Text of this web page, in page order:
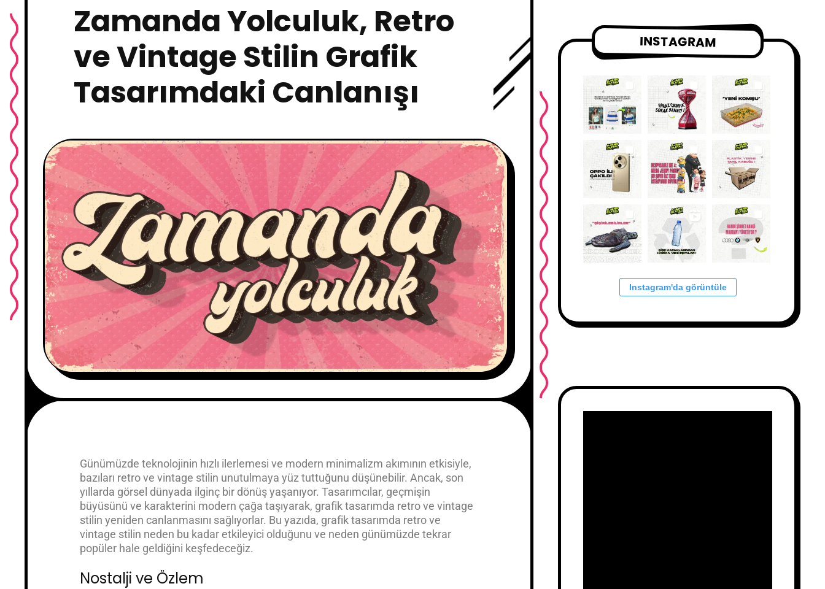
Zamanda Yolculuk, Retro
ve Vintage Stilin Grafik
Tasarımdaki Canlanışı
Günümüzde teknolojinin hızlı ilerlemesi ve modern minimalizm akımının etkisiyle,
bazıları retro ve vintage stilin unutulmaya yüz tuttuğunu düşünebilir. Ancak, son
yıllarda görsel dünyada ilginç bir dönüş yaşanıyor. Tasarımcılar, geçmişin
büyüsünü ve karakterini modern çağa taşıyarak, grafik tasarımda retro ve vintage
stilin yeniden canlanmasını sağlıyorlar. Bu yazıda, grafik tasarımda retro ve
vintage stilin neden bu kadar etkileyici olduğunu ve neden günümüzde tekrar
popüler hale geldiğini keşfedeceğiz.
Nostalji ve Özlem
INSTAGRAM
Instagram'da görüntüle